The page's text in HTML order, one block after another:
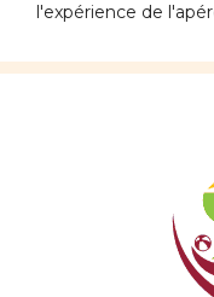
l'expérience de